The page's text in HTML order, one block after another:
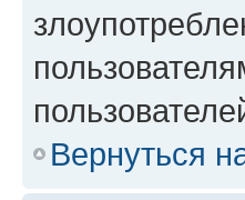
Вернуться